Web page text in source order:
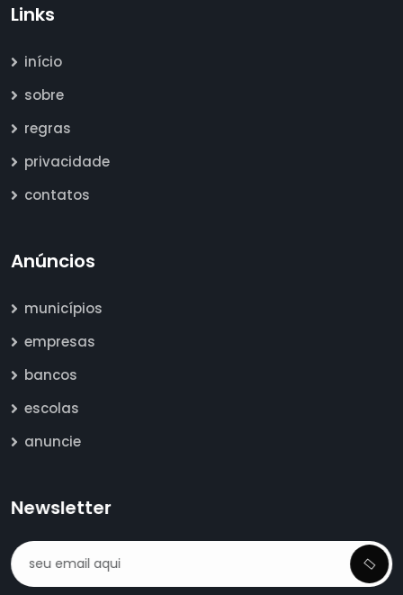
Links
início
sobre
regras
privacidade
contatos
Anúncios
municípios
empresas
bancos
escolas
anuncie
Newsletter